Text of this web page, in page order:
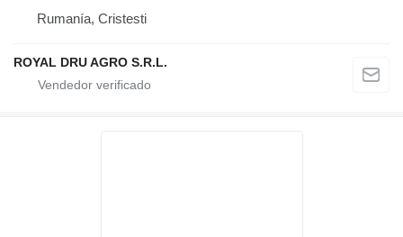
Rumanía, Cristesti
ROYAL DRU AGRO S.R.L.